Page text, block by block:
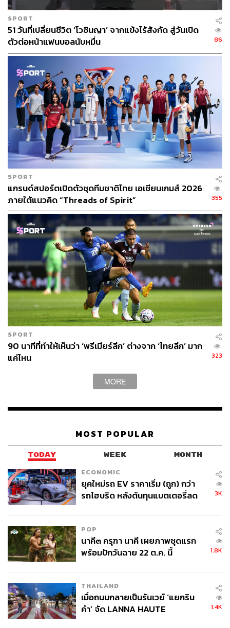
SPORT
51 วันที่เปลี่ยนชีวิต ‘โวซินญา’ จากแข้งไร้สังกัด สู่วันเปิด
ตัวต่อหน้าแฟนบอลนับหมื่น
86
SPORT
แกรนด์สปอร์ตเปิดตัวชุดทีมชาติไทย เอเชียนเกมส์ 2026
ภายใต้แนวคิด “Threads of Spirit”
355
SPORT
90 นาทีที่ทำให้เห็นว่า ‘พรีเมียร์ลีก’ ต่างจาก ‘ไทยลีก’ มาก
แค่ไหน
323
MORE
MOST POPULAR
TODAY WEEK MONTH
ECONOMIC
ยุคใหม่รถ EV ราคาเริ่ม (ถูก) กว่า
รถไฮบริด หลังต้นทุนแบตเตอรี่ลด
3K
POP
นาคี๓ ครุฑา นาคี เผยภาพชุดแรก
พร้อมปักวันฉาย 22 ต.ค. นี้
1.8K
THAILAND
เมื่อถนนกลายเป็นรันเวย์ ‘แยกริน
คำ’ จัด LANNA HAUTE
1.4K